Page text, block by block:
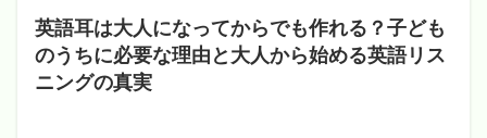
英語耳は大人になってからでも作れる？子ども
のうちに必要な理由と大人から始める英語リス
ニングの真実